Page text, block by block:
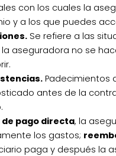
con los cuales la
y a los que puedes
Se refiere a las
aseguradora no se
Padecimientos
antes de la
de pago directa, la
los gastos;
paga y después la